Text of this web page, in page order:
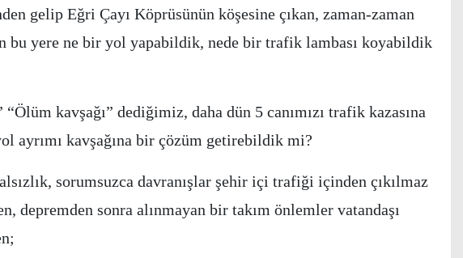
gelip Eğri Çayı Köprüsünün köşesine çıkan, zaman-zaman
bu yere ne bir yol yapabildik, nede bir trafik lambası koyabildik
kavşağı” dediğimiz, daha dün 5 canımızı trafik kazasına
ayrımı kavşağına bir çözüm getirebildik mi?
sorumsuzca davranışlar şehir içi trafiği içinden çıkılmaz
depremden sonra alınmayan bir takım önlemler vatandaşı